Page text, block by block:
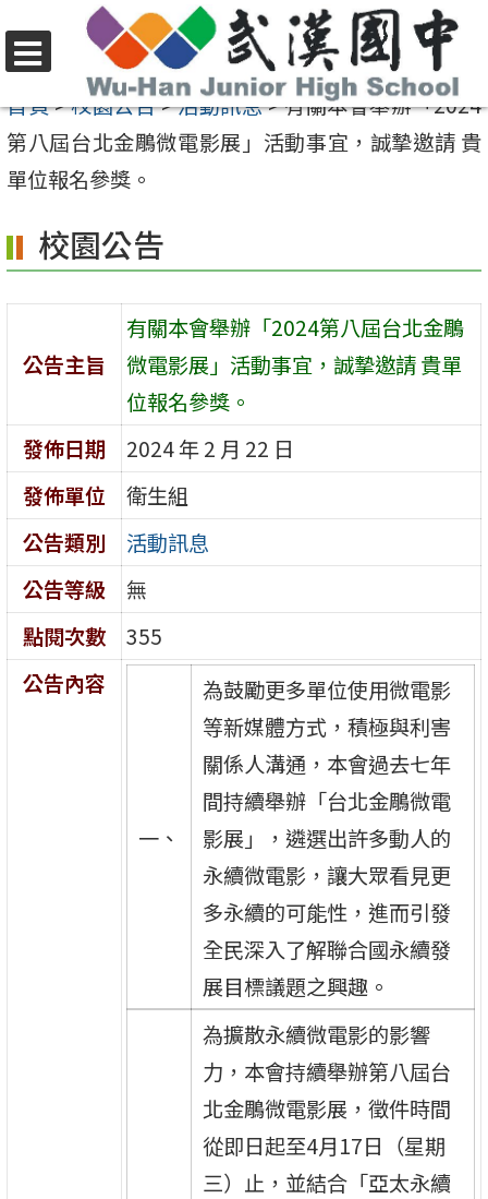
至
要
內
區
選
單
首頁>校園公告>活動訊息>有關本會舉辦「2024
第八屆台北金鵰微電影展」活動事宜，誠摯邀請 貴
單位報名參獎。
校園公告
公告主旨
有關本會舉辦「2024第八屆台北金鵰
微電影展」活動事宜，誠摯邀請 貴單
位報名參獎。
發佈日期
2024 年 2 月 22 日
發佈單位
衛生組
公告類別
活動訊息
公告等級
無
點閱次數
355
公告內容
一、
為鼓勵更多單位使用微電影
等新媒體方式，積極與利害
關係人溝通，本會過去七年
間持續舉辦「台北金鵰微電
影展」，遴選出許多動人的
永續微電影，讓大眾看見更
多永續的可能性，進而引發
全民深入了解聯合國永續發
展目標議題之興趣。
為擴散永續微電影的影響
力，本會持續舉辦第八屆台
北金鵰微電影展，徵件時間
從即日起至4月17日（星期
三）止，並結合「亞太永續